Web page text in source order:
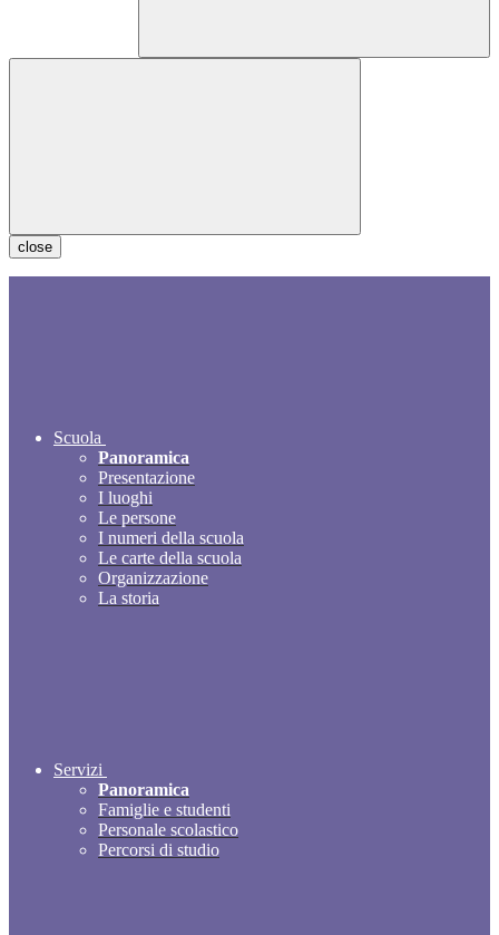
close
Scuola
Panoramica
Presentazione
I luoghi
Le persone
I numeri della scuola
Le carte della scuola
Organizzazione
La storia
Servizi
Panoramica
Famiglie e studenti
Personale scolastico
Percorsi di studio